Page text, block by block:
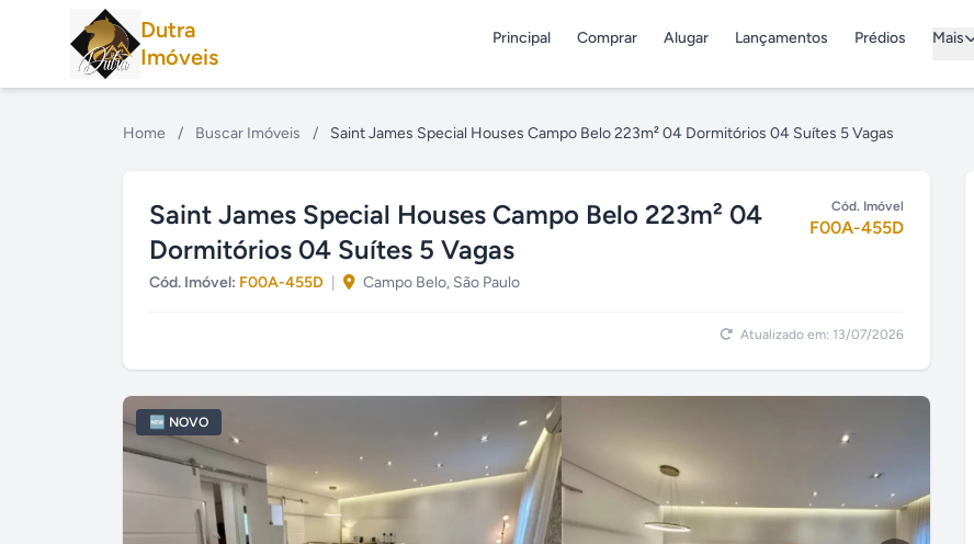
Dutra
Imóveis
Principal Comprar Alugar Lançamentos Prédios Mais
Home / Buscar Imóveis / Saint James Special Houses Campo Belo 223m² 04 Dormitórios 04 Suítes 5 Vagas
Saint James Special Houses Campo Belo 223m² 04
Dormitórios 04 Suítes 5 Vagas
Cód. Imóvel: F00A-455D Campo Belo, São Paulo
Cód. Imóvel
F00A-455D
Atualizado em: 13/07/2026
🆕 NOVO